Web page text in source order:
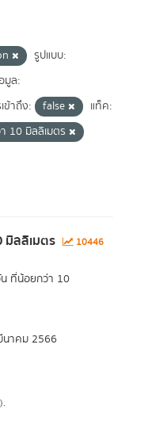
รูปแบบ:
มูล:
ข้าถึง: false
แท็ค:
10 มิลลิเมตร
ลลิเมตร
10446
ที่น้อยกว่า 10
นาคม 2566
).